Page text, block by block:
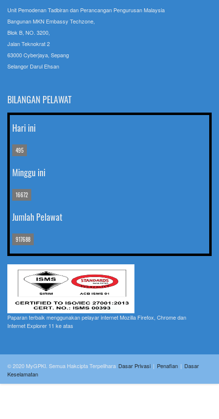
Unit Pemodenan Tadbiran dan Perancangan Pengurusan Malaysia
Bangunan MKN Embassy Techzone,
Blok B, NO. 3200,
Jalan Teknokrat 2
63000 Cyberjaya, Sepang
Selangor Darul Ehsan
BILANGAN PELAWAT
Hari ini
495
Minggu ini
16672
Jumlah Pelawat
917688
Paparan terbaik menggunakan pelayar internet Mozilla Firefox, Chrome dan
Internet Explorer 11 ke atas
© 2020 MyGPKI. Semua Hakcipta Terpelihara Dasar Privasi | Penafian | Dasar
Keselamatan